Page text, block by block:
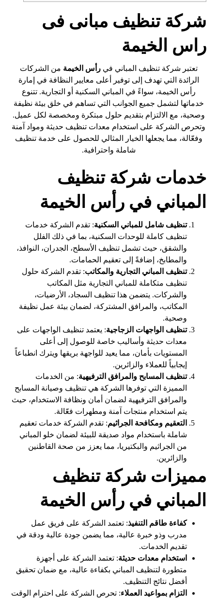
شركة تنظيف مبانى فى
راس الخيمة
تعتبر شركة تنظيف المباني فيرأس الخيمة من الشركات
الرائدة التي تهدف إلى توفير أعلى معايير النظافة في إمارة
رأس الخيمة، سواءً في المباني السكنية أو التجارية. تتنوع
خدماتها لتشمل جميع الجوانب التي تساهم في خلق بيئة نظيفة
وصحية، مع الالتزام بتقديم حلول مبتكرة ومخصصة لكل عميل.
وتحرص الشركة على استخدام معدات تنظيف حديثة ومواد آمنة
وفعّالة، مما يجعلها الخيار المثالي للحصول على خدمة تنظيف
شاملة واحترافية.
خدمات شركة تنظيف
المباني في رأس الخيمة
تنظيف شامل للمباني السكنية: تقدم الشركة خدمات
تنظيف كاملة للوحدات السكنية، بما في ذلك الفلل
والشقق، حيث تشمل تنظيف الأسطح، الجدران، النوافذ،
والمطابخ، إضافةً إلى تعقيم الحمامات.
تنظيف المباني التجارية والمكاتب: تقدم الشركة حلول
تنظيف متكاملة للمباني التجارية مثل المكاتب
والشركات. يتضمن هذا تنظيف السجاد، الأرضيات،
المكاتب، والمرافق المشتركة، لضمان بيئة عمل نظيفة
وصحية.
تنظيف الواجهات الزجاجية: يعتمد تنظيف الواجهات على
معدات حديثة وأساليب خاصة للوصول إلى أعلى
المستويات بأمان، مما يعيد للواجهة بريقها ويترك انطباعاً
إيجابياً للعملاء والزائرين.
تنظيف المسابح والمرافق الترفيهية: من الخدمات
المميزة التي توفرها الشركة هي تنظيف وصيانة المسابح
والمرافق الترفيهية لضمان أمان ونظافة الاستخدام، حيث
يتم استخدام منتجات آمنة ومطهرات فعّالة.
التعقيم ومكافحة الجراثيم: تقدم الشركة خدمات تعقيم
شاملة باستخدام مواد صديقة للبيئة لضمان خلو المباني
من الجراثيم والبكتيريا، مما يعزز من صحة القاطنين
والزائرين.
مميزات شركة تنظيف
المباني في رأس الخيمة
كفاءة طاقم التنفيذ: تعتمد الشركة على فريق عمل
مدرب وذو خبرة عالية، مما يضمن جودة عالية ودقة في
تقديم الخدمات.
استخدام معدات حديثة: تعتمد الشركة على أجهزة
متطورة لتنظيف المباني بكفاءة عالية، مع ضمان تحقيق
أفضل نتائج التنظيف.
التزام بمواعيد العملاء: تحرص الشركة على احترام الوقت